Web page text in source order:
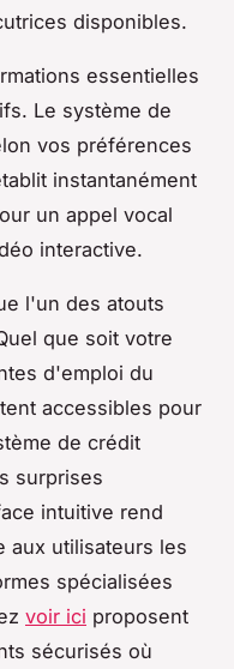
disponibles.
essentielles
Le système de
vos préférences
instantanément
un appel vocal
interactive.
l'un des atouts
que soit votre
d'emploi du
accessibles pour
de crédit
surprises
intuitive rend
aux utilisateurs les
spécialisées
voir ici proposent
sécurisés où